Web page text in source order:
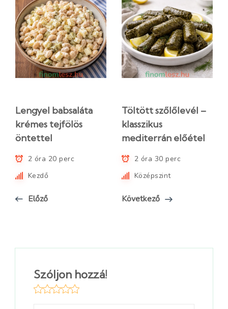
Lengyel babsaláta
krémes tejfölös
öntettel
2 óra 20 perc
Kezdő
Előző
Töltött szőlőlevél –
klasszikus
mediterrán előétel
2 óra 30 perc
Középszint
Következő
Szóljon hozzá!